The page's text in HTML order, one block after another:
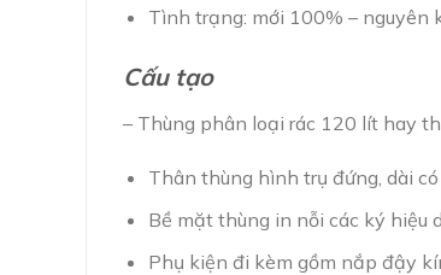
Tình trạng: mới 100% – nguyên
Cấu tạo
– Thùng phân loại rác 120 lít hay
Thân thùng hình trụ đứng, dài
Bề mặt thùng in nỗi các ký hiệu
Phụ kiện đi kèm gồm nắp đậy